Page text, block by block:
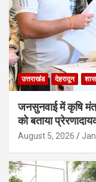
उत्तराखंड देहरादून
जनसुनवाई में कृषि
को बताया
August 5, 2026